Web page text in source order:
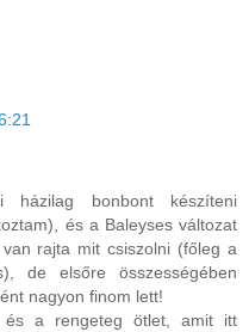
bonbont készíteni
és a Baleyses változat
rajta mit csiszolni (főleg a
de elsőre összességében
nagyon finom lett!
és a rengeteg ötlet, amit itt